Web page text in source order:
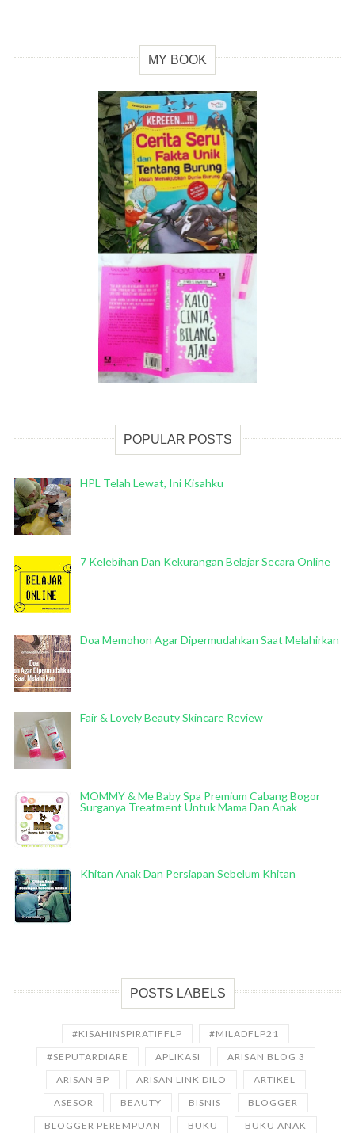
MY BOOK
POPULAR POSTS
HPL Telah Lewat, Ini Kisahku
7 Kelebihan Dan Kekurangan Belajar Secara Online
Doa Memohon Agar Dipermudahkan Saat Melahirkan
Fair & Lovely Beauty Skincare Review
MOMMY & Me Baby Spa Premium Cabang Bogor
Surganya Treatment Untuk Mama Dan Anak
Khitan Anak Dan Persiapan Sebelum Khitan
POSTS LABELS
#KISAHINSPIRATIFFLP
#MILADFLP21
#SEPUTARDIARE
APLIKASI
ARISAN BLOG 3
ARISAN BP
ARISAN LINK DILO
ARTIKEL
ASESOR
BEAUTY BISNIS
BLOGGER
BLOGGER PEREMPUAN
BUKU
BUKU ANAK